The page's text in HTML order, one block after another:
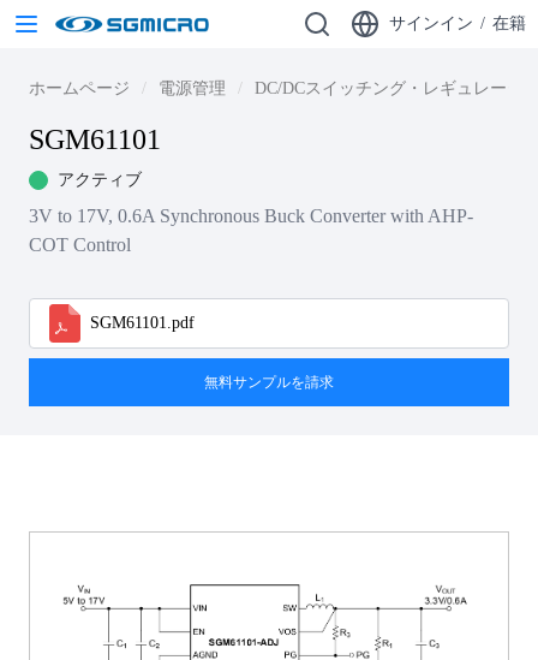
サインイン / 在籍
ホームページ 電源管理 DC/DCスイッチング・レギュレータ
SGM61101
アクティブ
3V to 17V, 0.6A Synchronous Buck Converter with AHP-
COT Control
SGM61101.pdf
無料サンプルを請求